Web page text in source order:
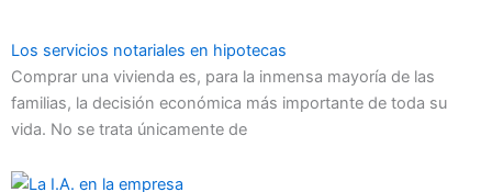
Los servicios notariales en hipotecas
Comprar una vivienda es, para la inmensa mayoría de las
familias, la decisión económica más importante de toda su
vida. No se trata únicamente de